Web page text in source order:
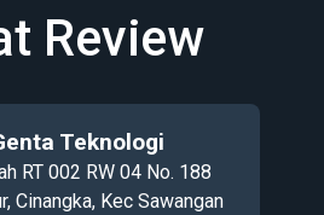
Review
Teknologi
RT 002 RW 04 No. 188
Cinangka, Kec Sawangan